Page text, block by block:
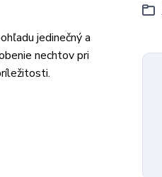
jedinečný a
nechtov pri